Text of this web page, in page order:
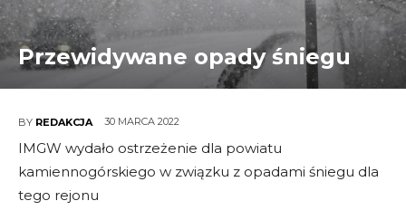
Przewidywane opady śniegu
BY REDAKCJA 30 MARCA 2022
IMGW wydało ostrzeżenie dla powiatu
kamiennogórskiego w związku z opadami śniegu dla
tego rejonu